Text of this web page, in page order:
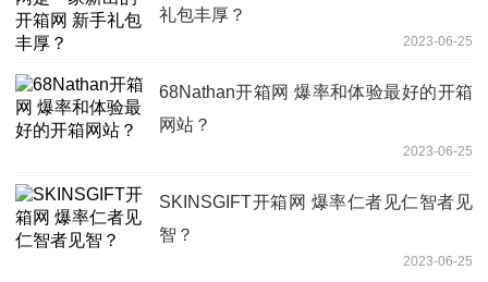
礼包丰厚？
2023-06-25
68Nathan开箱网 爆率和体验最好的开箱
网站？
2023-06-25
SKINSGIFT开箱网 爆率仁者见仁智者见
智？
2023-06-25